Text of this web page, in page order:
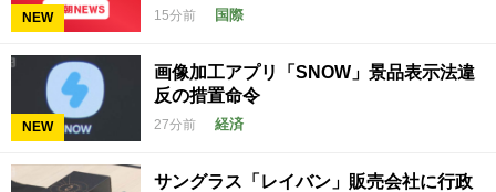
NEW 15分前 国際
NEW
画像加工アプリ「SNOW」景品表示法違
反の措置命令
27分前 経済
サングラス「レイバン」販売会社に行政